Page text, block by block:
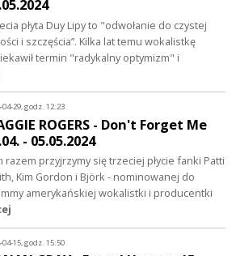
płyta Duy Lipy to "odwołanie do czystej
i szczęścia”. Kilka lat temu wokalistkę
termin "radykalny optymizm" i
04-29, godz. 12:23
ROGERS - Don't Forget Me
- 05.05.2024
razem przyjrzymy się trzeciej płycie fanki Patti
Kim Gordon i Björk - nominowanej do
amerykańskiej wokalistki i producentki
04-15, godz. 15:50